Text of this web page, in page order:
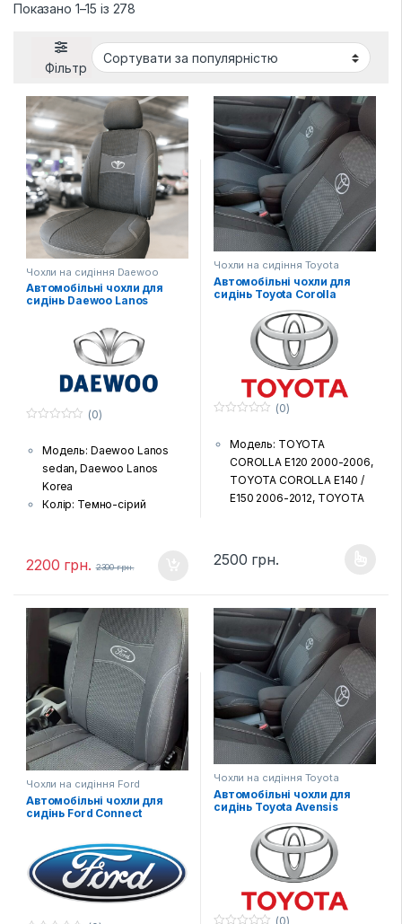
Показано 1–15 із 278
Фільтр
Чохли на сидіння Daewoo
Автомобільні чохли для
сидінь Daewoo Lanos
5
(0)
Модель: Daewoo Lanos
sedan, Daewoo Lanos
Korea
Колір: Темно-сірий
накаткою зсередини
Країна виробник: Україна
сидіння, задній диван та
спинка, підголовники (за
комплектацією автівки),
підлокітники і фальшпанелі
(якщо є у моделі)
Шов: Подвійна відстрочка
Лого: Логотип марки авто
на чохлах для передніх
сидінь
2200 грн. 2300грн.
Чохли на сидіння Toyota
Автомобільні чохли для
сидінь Toyota Corolla
5
(0)
Модель: TOYOTA
COROLLA E120 2000-2006,
TOYOTA COROLLA E140 /
E150 2006-2012, TOYOTA
Тканина: Жаккард
(гобелен) з поролоновою
Країна виробник: Україна
Комплектація: Передні
сидіння, задній диван та
спинка, підголовники (за
комплектацією автівки),
підлокітники і фальшпанелі
(якщо є у моделі)
Шов: Подвійна відстрочка
Лого: Логотип марки авто
на чохлах для передніх
сидінь
2500 грн.
Цей товар має кілька
Чохли на сидіння Ford
Автомобільні чохли для
сидінь Ford Connect
Чохли на сидіння Toyota
Автомобільні чохли для
сидінь Toyota Avensis
(0)